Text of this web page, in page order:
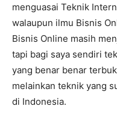
menguasai Teknik
walaupun ilmu Bisnis
Bisnis Online masih
tapi bagi saya sendiri
yang benar benar
melainkan teknik yang
di Indonesia.